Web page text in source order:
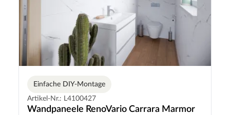
Einfache DIY-Montage
Artikel-Nr.: L4100427
Wandpaneele RenoVario Carrara Marmor